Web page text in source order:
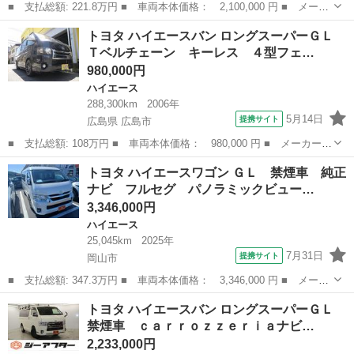
■ 支払総額: 221.8万円 ■ 車両本体価格： 2,100,000 円 ■ メーカ
ー名： トヨタ ■ 車種名： ハイエースバン ■ グレード名： ロ
ングＤＸ ＧＬパッケージ フルセグ メモリーナビ ＤＶＤ再生
バックカ...
岡山 岡山市 ハイエース
トヨタ ハイエースバン ロングスーパーＧＬ
Ｔベルチェーン キーレス ４型フェ…
980,000円
ハイエース
288,300km
2006年
広島県 広島市
提携サイト 5月14日
■ 支払総額: 108万円 ■ 車両本体価格： 980,000 円 ■ メーカー
名： トヨタ ■ 車種名： ハイエースバン ■ グレード名： ロン
グスーパーＧＬ Ｔベルチェーン キーレス ４型フェイス ドラレ
コ 社外ナビ ...
広島 広島市 ハイエース
トヨタ ハイエースワゴン ＧＬ 禁煙車 純正
ナビ フルセグ パノラミックビュー…
3,346,000円
ハイエース
25,045km
2025年
岡山市
提携サイト 7月31日
■ 支払総額: 347.3万円 ■ 車両本体価格： 3,346,000 円 ■ メーカ
ー名： トヨタ ■ 車種名： ハイエースワゴン ■ グレード名：
ＧＬ 禁煙車 純正ナビ フルセグ パノラミックビューモニター
デジタル...
岡山 岡山市 ハイエース
トヨタ ハイエースバン ロングスーパーＧＬ
禁煙車 ｃａｒｒｏｚｚｅｒｉａナビ…
2,233,000円